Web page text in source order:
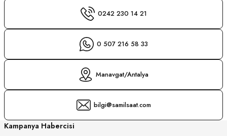
0242 230 14 21
0 507 216 58 33
Manavgat/Antalya
bilgi@samilsaat.com
Kampanya Habercisi